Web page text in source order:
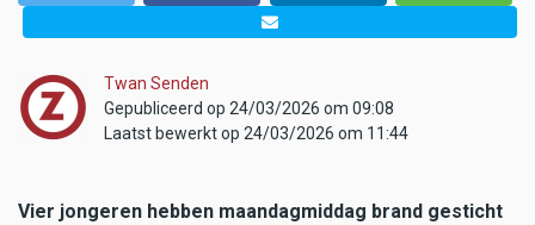
Twan Senden
Gepubliceerd op 24/03/2026 om 09:08
Laatst bewerkt op 24/03/2026 om 11:44
Vier jongeren hebben maandagmiddag brand gesticht